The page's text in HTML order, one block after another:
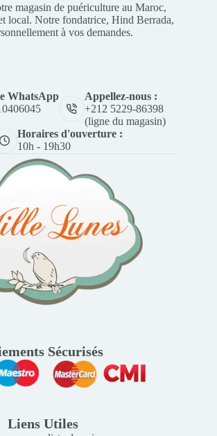
magasin de puériculture au Maroc,
local. Notre fondatrice, Hind Berrada,
à vos demandes.
WhatsApp
Appellez-nous :
+212 5229-86398
(ligne du magasin)
Horaires d'ouverture :
10h - 19h30
Sécurisés
Liens Utiles